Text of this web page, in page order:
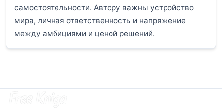
самостоятельности. Автору важны устройство
мира, личная ответственность и напряжение
между амбициями и ценой решений.